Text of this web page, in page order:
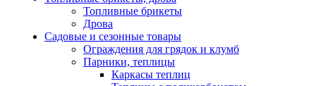
Топливные брикеты
Дрова
Садовые и сезонные товары
Ограждения для грядок и клумб
Парники, теплицы
Каркасы теплиц